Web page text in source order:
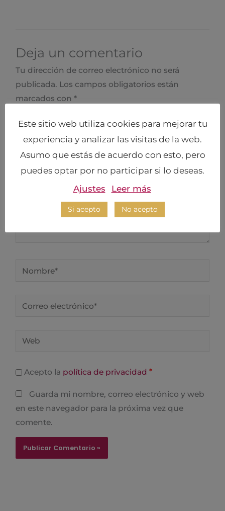
Deja un comentario
Tu dirección de correo electrónico no será
publicada. Los campos obligatorios están
marcados con*
Escribe
aquí...
Nombre*
Correo
Web
Acepto la política de privacidad *
Guarda mi nombre, correo electrónico y web
en este navegador para la próxima vez que
comente.
Este sitio web utiliza cookies para mejorar tu
experiencia y analizar las visitas de la web.
Asumo que estás de acuerdo con esto, pero
puedes optar por no participar si lo deseas.
Ajustes
Leer más
Si acepto No acepto